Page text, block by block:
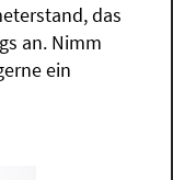
das
an. Nimm
ein